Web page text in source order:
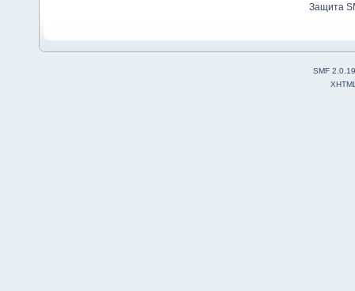
Защита
SMF 2.0.19